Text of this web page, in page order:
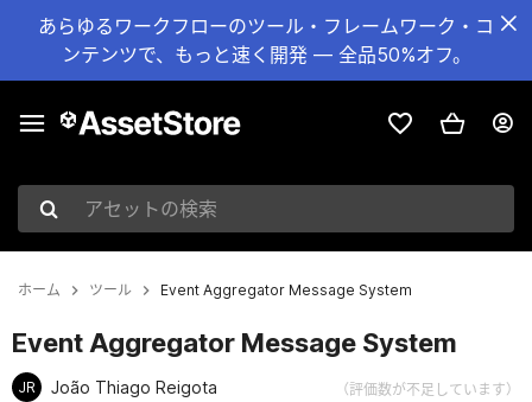
あらゆるワークフローのツール・フレームワーク・コ
ンテンツで、もっと速く開発 — 全品50%オフ。
アセットの検索
ホーム ツール Event Aggregator Message System
Event Aggregator Message System
JR João Thiago Reigota （評価数が不足しています）